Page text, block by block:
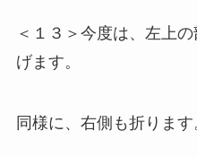
＜１３＞今度は、左上
げます。
同様に、右側も折ります